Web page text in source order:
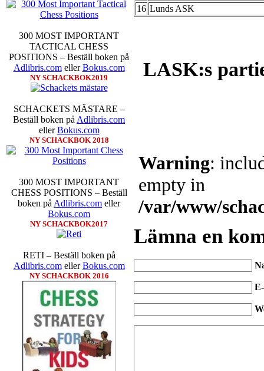
300 MOST IMPORTANT
TACTICAL CHESS
POSITIONS – Beställ boken på
Adlibris.comellerBokus.com
NY SCHACKBOK2019
SCHACKETS MÄSTARE –
Beställ boken på Adlibris.com
ellerBokus.com
NY SCHACKBOK 2018
300 MOST IMPORTANT
CHESS POSITIONS – Beställ
boken på Adlibris.com eller
Bokus.com
NY SCHACKBOK2017
RETI – Beställ boken på
Adlibris.comellerBokus.com
NY SCHACKBOK 2016
16 Lunds ASK
LASK:s
Lämna en